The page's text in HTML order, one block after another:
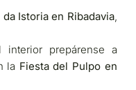
da Istoria en Ribadavia,
prepárense a
la Fiesta del Pulpo en